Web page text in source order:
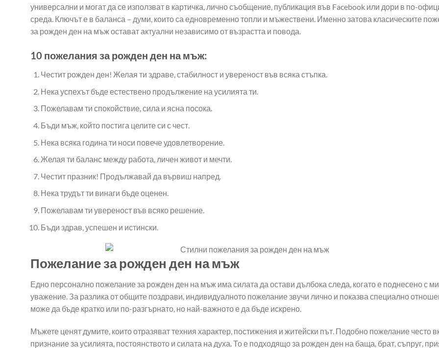
универсални и могат да се използват в картичка, лично съобщение, публикация във Facebook или дори в по-
среда. Ключът е в баланса – думи, които са едновременно топли и мъжествени. Именно затова класическите
за рожден ден на мъж остават актуални независимо от възрастта и повода.
10 пожелания за рожден ден на мъж:
Честит рожден ден! Желая ти здраве, стабилност и увереност във всяка стъпка.
Нека успехът бъде естествено продължение на усилията ти.
Пожелавам ти спокойствие, сила и ясна посока.
Бъди мъж, който постига целите си с чест.
Нека всяка година ти носи повече удовлетворение.
Желая ти баланс между работа, личен живот и мечти.
Честит празник! Продължавай да вървиш напред.
Нека трудът ти винаги бъде оценен.
Пожелавам ти увереност във всяко решение.
Бъди здрав, успешен и истински.
Пожелание за рожден ден на мъж
Едно персонално пожелание за рожден ден на мъж има силата да остави дълбока следа, когато е поднесено с
уважение. За разлика от общите поздрави, индивидуалното пожелание звучи лично и показва специално
може да бъде кратко или по-разгърнато, но най-важното е да бъде искрено.
Мъжете ценят думите, които отразяват техния характер, постижения и житейски път. Подобно пожелание често
признание за усилията, постоянството и силата на духа. То е подходящо за рожден ден на баща, брат, съпруг,